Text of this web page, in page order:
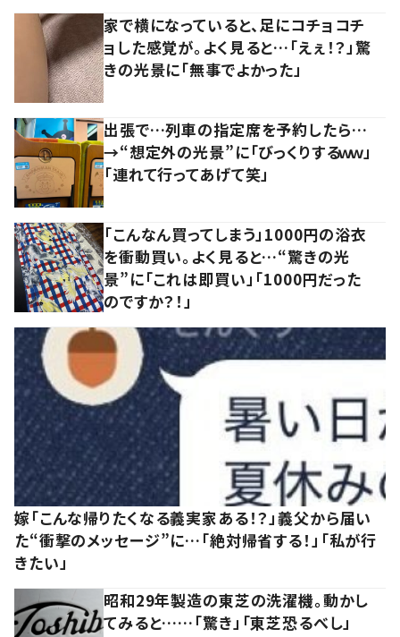
家で横になっていると、足にコチョコチ
ョした感覚が。よく見ると…「えぇ！？」驚
きの光景に「無事でよかった」
出張で…列車の指定席を予約したら…
→“想定外の光景”に「びっくりするｗｗ」
「連れて行ってあげて笑」
「こんなん買ってしまう」1000円の浴衣
を衝動買い。よく見ると…“驚きの光
景”に「これは即買い」「1000円だった
のですか？！」
嫁「こんな帰りたくなる義実家ある！？」義父から届い
た“衝撃のメッセージ”に…「絶対帰省する！」「私が行
きたい」
昭和29年製造の東芝の洗濯機。動かし
てみると……「驚き」「東芝恐るべし」